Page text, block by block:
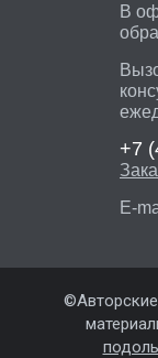
В
+7
E-